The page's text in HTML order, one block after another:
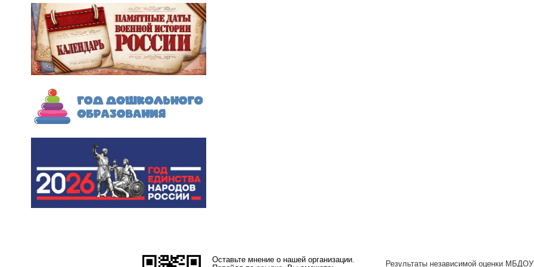
Оставьте мнение о нашей организации.
Результаты независимой оценки